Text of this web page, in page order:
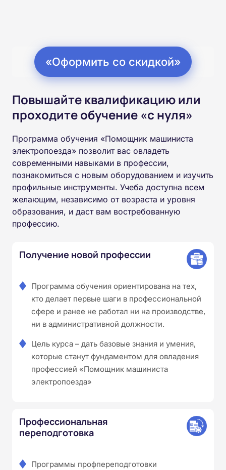
«Оформить со скидкой»
Повышайте квалификацию или
проходите обучение «с нуля»
Программа обучения «Помощник машиниста
электропоезда» позволит вас овладеть
современными навыками в профессии,
познакомиться с новым оборудованием и изучить
профильные инструменты. Учеба доступна всем
желающим, независимо от возраста и уровня
образования, и даст вам востребованную
профессию.
Получение новой профессии
Программа обучения ориентирована на тех,
кто делает первые шаги в профессиональной
сфере и ранее не работал ни на производстве,
ни в административной должности.
Цель курса – дать базовые знания и умения,
которые станут фундаментом для овладения
профессией «Помощник машиниста
электропоезда»
Профессиональная
переподготовка
Программы профпереподготовки